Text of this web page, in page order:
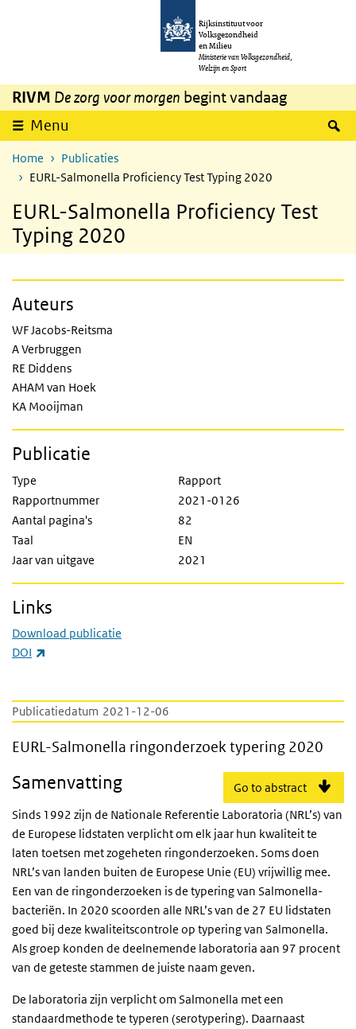
Overslaan en naar de inhoud gaan
Rijksinstituut voor
Volksgezondheid
en Milieu
Ministerie van Volksgezondheid,
Welzijn en Sport
RIVM De zorg voor morgen begint vandaag
Menu
Home
Publicaties
EURL-Salmonella Proficiency Test Typing 2020
EURL-Salmonella Proficiency Test
Typing 2020
Publicatiedatum 2021-12-06
EURL-Salmonella ringonderzoek typering
EURL-Salmonella ringonderzoek typering 2020
Go to abstract
Samenvatting
Sinds 1992 zijn de Nationale Referentie Laboratoria (NRL’s) van
de Europese lidstaten verplicht om elk jaar hun kwaliteit te
laten toetsen met zogeheten ringonderzoeken. Soms doen
NRL’s van landen buiten de Europese Unie (EU) vrijwillig mee.
Een van de ringonderzoeken is de typering van Salmonella-
bacteriën. In 2020 scoorden alle NRL’s van de 27 EU lidstaten
goed bij deze kwaliteitscontrole op typering van Salmonella.
Als groep konden de deelnemende laboratoria aan 97 procent
van de geteste stammen de juiste naam geven.
De laboratoria zijn verplicht om Salmonella met een
standaardmethode te typeren (serotypering). Daarnaast
Auteurs
WF Jacobs-Reitsma
A Verbruggen
RE Diddens
AHAM van Hoek
KA Mooijman
Publicatie
Type
Rapport
Rapportnummer
2021-0126
Aantal pagina's
82
Taal
EN
Jaar van uitgave
2021
Links
Download publicatie
DOI